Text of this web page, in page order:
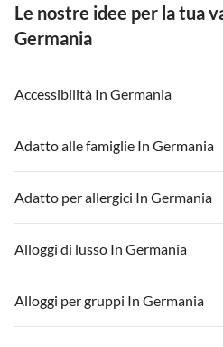
Le nostre idee per la tua
Germania
Accessibilità In Germania
Adatto alle famiglie In Germania
Adatto per allergici In Germania
Alloggi di lusso In Germania
Alloggi per gruppi In Germania